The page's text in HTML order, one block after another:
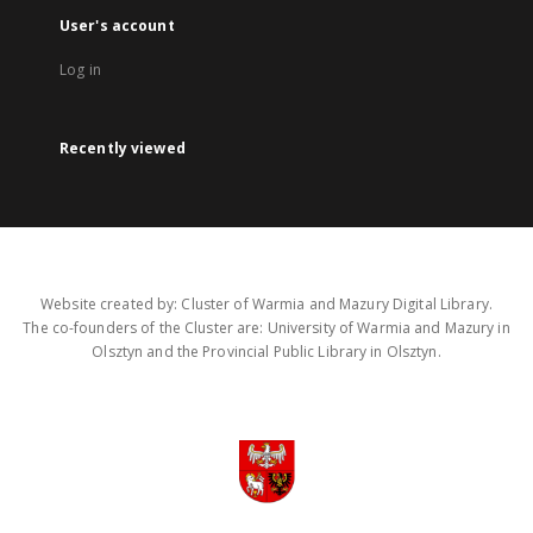
User's account
Log in
Recently viewed
Website created by: Cluster of Warmia and Mazury Digital Library.
The co-founders of the Cluster are: University of Warmia and Mazury in
Olsztyn and the Provincial Public Library in Olsztyn.